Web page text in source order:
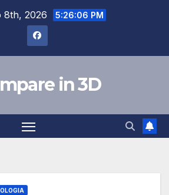
8th, 2026 5:26:07 PM
in 3D